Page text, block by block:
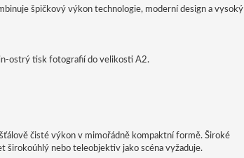
špičkový výkon technologie, moderní design a vysoký
ostrý tisk fotografií do velikosti A2.
čisté výkon v mimořádně kompaktní formě. Široké
širokoúhlý nebo teleobjektiv jako scéna vyžaduje.